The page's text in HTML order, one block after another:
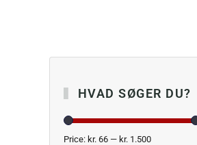
HVAD SØGER DU?
Price: kr. 66 — kr. 1.500